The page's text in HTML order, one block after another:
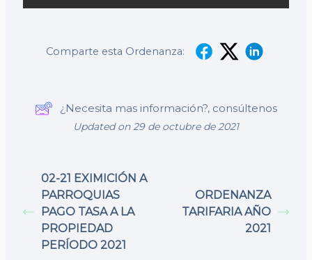
Comparte esta Ordenanza:
¿Necesita mas información?, consúltenos
Updated on 29 de octubre de 2021
02-21 EXIMICIÓN A
PARROQUIAS
PAGO TASA A LA
PROPIEDAD
PERÍODO 2021
ORDENANZA
TARIFARIA AÑO
2021